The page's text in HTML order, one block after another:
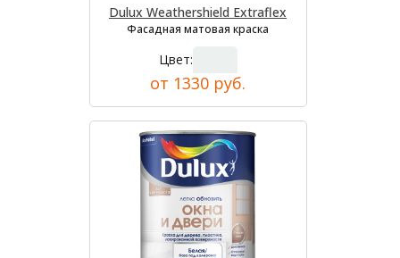
Dulux Weathershield Extraflex
Фасадная матовая краска
Цвет:
от 1330 руб.